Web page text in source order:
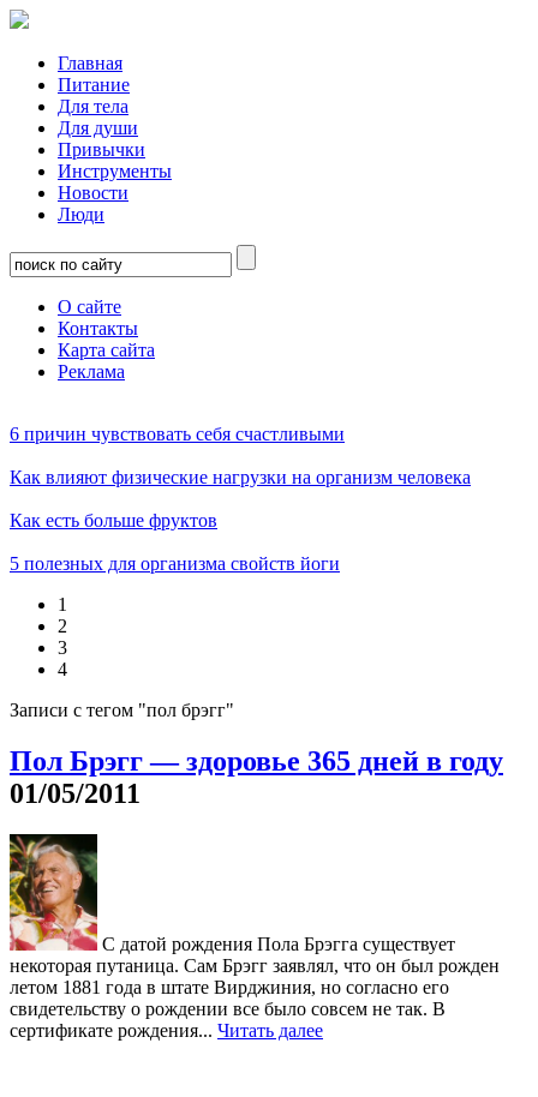
Главная
Питание
Для тела
Для души
Привычки
Инструменты
Новости
Люди
О сайте
Контакты
Карта сайта
Реклама
6 причин чувствовать себя счастливыми
Как влияют физические нагрузки на организм человека
Как есть больше фруктов
5 полезных для организма свойств йоги
1
2
3
4
Записи с тегом "пол брэгг"
Пол Брэгг — здоровье 365 дней в году
01/05/2011
С датой рождения Пола Брэгга существует
некоторая путаница. Сам Брэгг заявлял, что он был рожден
летом 1881 года в штате Вирджиния, но согласно его
свидетельству о рождении все было совсем не так. В
сертификате рождения... Читать далее